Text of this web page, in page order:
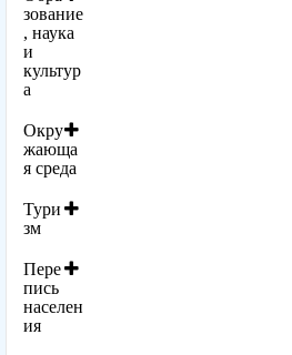
зование
, наука
и
культур
а
Окру
жающа
я среда
Тури
зм
Пере
пись
населен
ия